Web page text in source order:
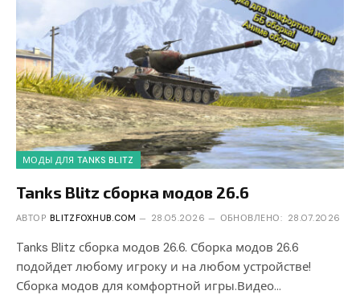
МОДЫ ДЛЯ TANKS BLITZ
Tanks Blitz сборка модов 26.6
АВТОР BLITZFOXHUB.COM 28.05.2026 ОБНОВЛЕНО: 28.07.2026
Tanks Blitz сборка модов 26.6. Сборка модов 26.6
подойдет любому игроку и на любом устройстве!
Сборка модов для комфортной игры.Видео…